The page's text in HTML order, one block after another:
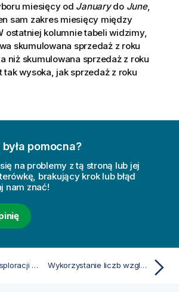
miesięcy od Januarydo June,
sam zakres miesięcy między
ostatniej kolumnie tabeli widzimy,
skumulowana sprzedaż z roku
niż skumulowana sprzedaż z roku
tak wysoka, jak sprzedaż z roku
pomocna?
na problemy z tą stroną lub jej
brakujący krok lub błąd
nam znać!
Aktywowanie eksploracji wykresu w tabeli prostej Wykorzystanie liczb względnych w tabeli prostej do obliczenia udziału